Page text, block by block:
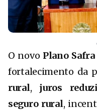
O novo Plano Safra
fortalecimento da
rural, juros
seguro rural,